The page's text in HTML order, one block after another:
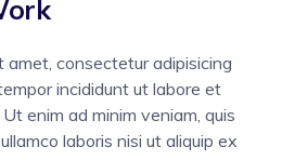
amet, consectetur adipisicing
incididunt ut labore et
enim ad minim veniam, quis
laboris nisi ut aliquip ex